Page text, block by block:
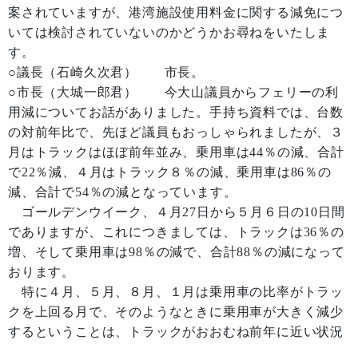
案されていますが、港湾施設使用料金に関する減免につ
いては検討されていないのかどうかお尋ねをいたしま
す。
○議長（石崎久次君） 市長。
○市長（大城一郎君） 今大山議員からフェリーの利
用減についてお話がありました。手持ち資料では、台数
の対前年比で、先ほど議員もおっしゃられましたが、３
月はトラックはほぼ前年並み、乗用車は44％の減、合計
で22％減、４月はトラック８％の減、乗用車は86％の
減、合計で54％の減となっています。
ゴールデンウイーク、４月27日から５月６日の10日間
でありますが、これにつきましては、トラックは36％の
増、そして乗用車は98％の減で、合計88％の減になって
おります。
特に４月、５月、８月、１月は乗用車の比率がトラッ
クを上回る月で、そのようなときに乗用車が大きく減少
するということは、トラックがおおむね前年に近い状況